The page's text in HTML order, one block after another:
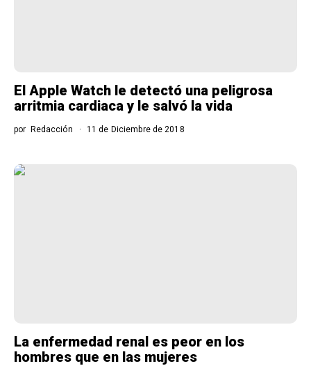
El Apple Watch le detectó una peligrosa
arritmia cardiaca y le salvó la vida
por Redacción 11 de Diciembre de 2018
La enfermedad renal es peor en los
hombres que en las mujeres